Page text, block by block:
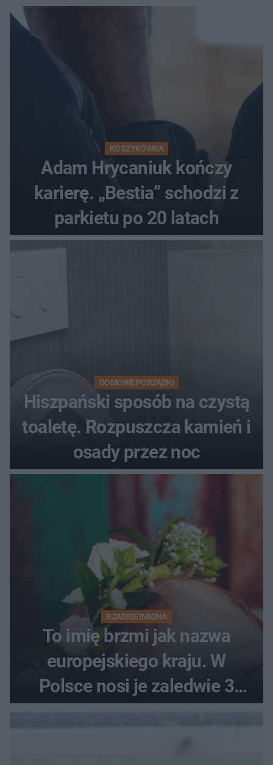
KOSZYKÓWKA
Adam Hrycaniuk kończy
karierę. „Bestia” schodzi z
parkietu po 20 latach
DOMOWE PORZĄDKI
Hiszpański sposób na czystą
toaletę. Rozpuszcza kamień i
osady przez noc
RZADKIE IMIONA
To imię brzmi jak nazwa
europejskiego kraju. W
Polsce nosi je zaledwie 3
kobiety